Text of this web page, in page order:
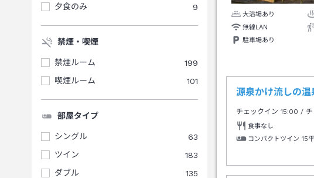
夕食のみ
9
禁煙・喫煙
禁煙ルーム
199
喫煙ルーム
101
部屋タイプ
シングル
63
ツイン
183
ダブル
135
大浴場あり
無線LAN
駐車場あり
源泉かけ流しの
チェックイン15:00 / チ
食事なし
コンパクトツイン 15